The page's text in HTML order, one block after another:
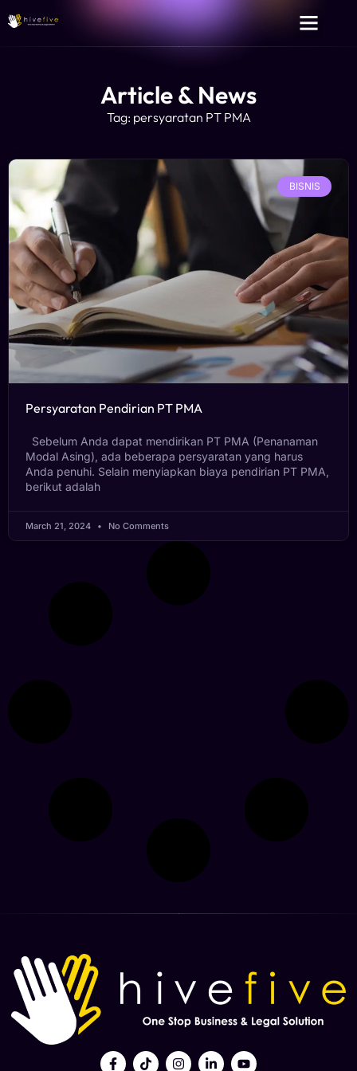
Article & News
Tag: persyaratan PT PMA
BISNIS
Persyaratan Pendirian PT PMA
Sebelum Anda dapat mendirikan PT PMA (Penanaman
Modal Asing), ada beberapa persyaratan yang harus
Anda penuhi. Selain menyiapkan biaya pendirian PT PMA,
berikut adalah
March 21, 2024 No Comments